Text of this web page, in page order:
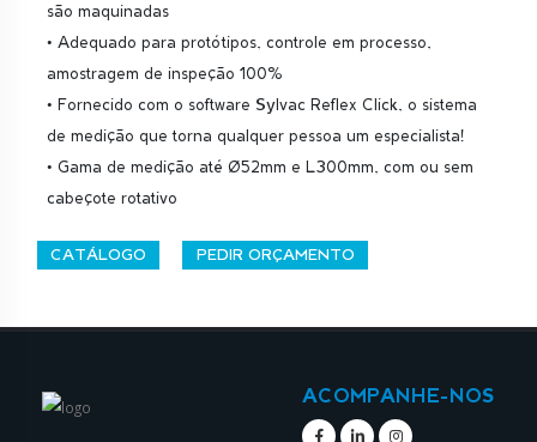
são maquinadas
• Adequado para protótipos, controle em processo,
amostragem de inspeção 100%
• Fornecido com o software Sylvac Reflex Click, o sistema
de medição que torna qualquer pessoa um especialista!
• Gama de medição até Ø52mm e L300mm, com ou sem
cabeçote rotativo
CATÁLOGO PEDIR ORÇAMENTO
ACOMPANHE-NOS